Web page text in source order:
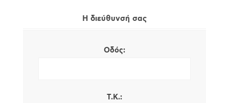
Η διεύθυνσή σας
Οδός:
Τ.Κ.: